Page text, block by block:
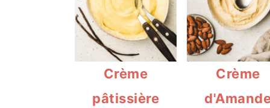
Crème
pâtissière
Crème